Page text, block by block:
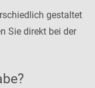
gestaltet
Sie direkt bei der